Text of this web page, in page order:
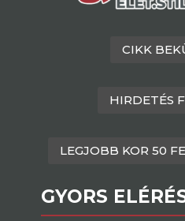
CIKK
HIRDETÉS
LEGJOBB KOR 50
GYORS